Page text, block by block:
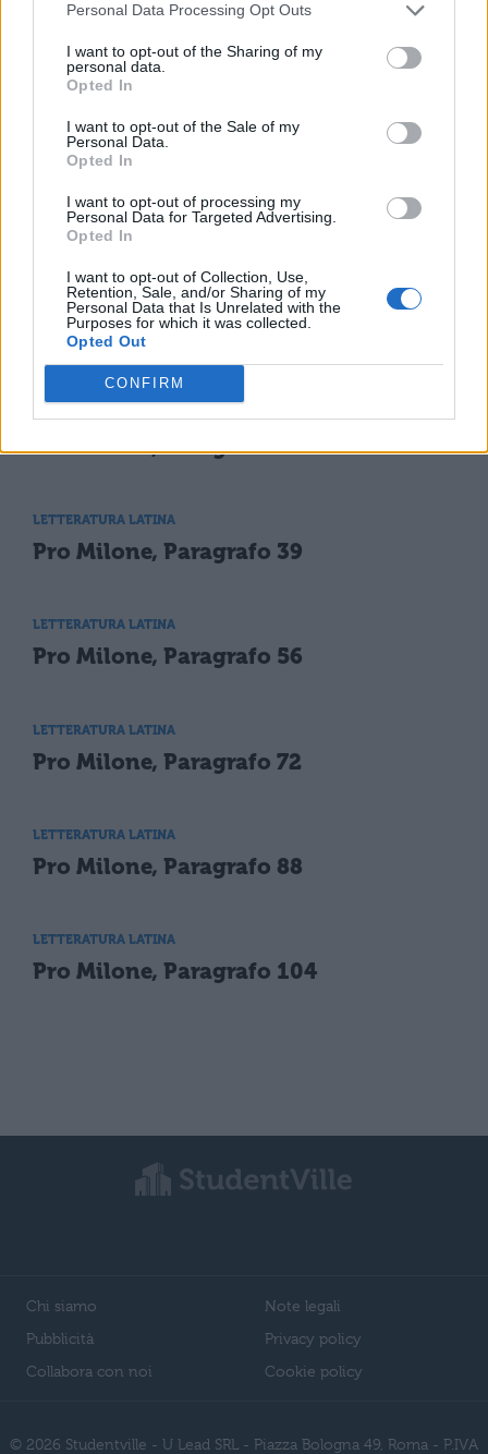
Personal Data Processing Opt Outs
I want to opt-out of the Sharing of my
personal data.
Opted In
I want to opt-out of the Sale of my
Personal Data.
Opted In
I want to opt-out of processing my
Personal Data for Targeted Advertising.
Opted In
I want to opt-out of Collection, Use,
Retention, Sale, and/or Sharing of my
Personal Data that Is Unrelated with the
Purposes for which it was collected.
Opted Out
CONFIRM
TI POTREBBE INTERESSARE
LETTERATURA LATINA
Pro Milone, Paragrafo 5
LETTERATURA LATINA
Pro Milone, Paragrafo 7
LETTERATURA LATINA
Pro Milone, Paragrafo 23
LETTERATURA LATINA
Pro Milone, Paragrafo 39
LETTERATURA LATINA
Pro Milone, Paragrafo 56
LETTERATURA LATINA
Pro Milone, Paragrafo 72
LETTERATURA LATINA
Pro Milone, Paragrafo 88
LETTERATURA LATINA
Pro Milone, Paragrafo 104
Chi siamo
Pubblicità
Collabora con noi
Note legali
Privacy policy
Cookie policy
© 2026 Studentville - U Lead SRL - Piazza Bologna 49, Roma - P.IVA